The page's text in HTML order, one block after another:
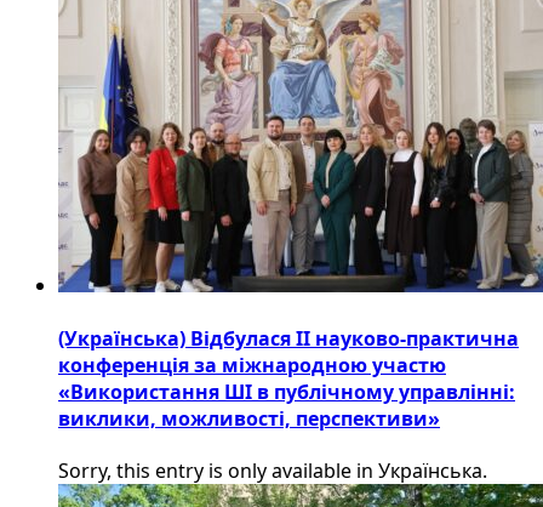
(Українська) Відбулася ІІ науково-практична
конференція за міжнародною участю
«Використання ШІ в публічному управлінні:
виклики, можливості, перспективи»
Sorry, this entry is only available in Українська.